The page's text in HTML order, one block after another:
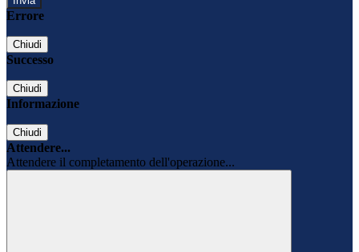
Errore
Chiudi
Successo
Chiudi
Informazione
Chiudi
Attendere...
Attendere il completamento dell'operazione...